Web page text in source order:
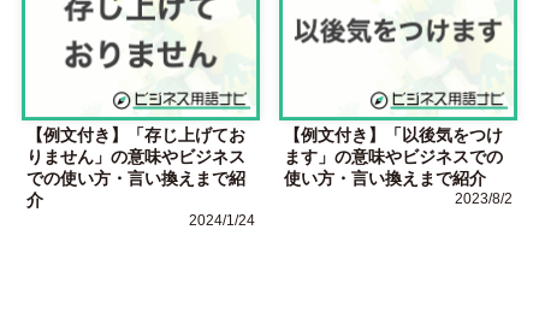
【例文付き】「存じ上げてお
りません」の意味やビジネス
での使い方・言い換えまで紹
介
2024/1/24
【例文付き】「以後気をつけ
ます」の意味やビジネスでの
使い方・言い換えまで紹介
2023/8/2